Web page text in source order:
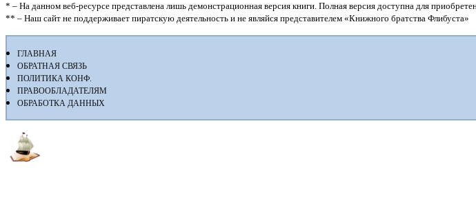
* – На данном веб-ресурсе представлена лишь демонстрационная версия книги. Полная версия доступна для
** – Наш сайт не поддерживает пиратскую деятельность и не являйся представителем «Книжного братства Флибуста»
ГЛАВНАЯ
ОБРАТНАЯ СВЯЗЬ
ПОЛИТИКА КОНФ.
ПРАВООБЛАДАТЕЛЯМ
ОБРАБОТКА ДАННЫХ